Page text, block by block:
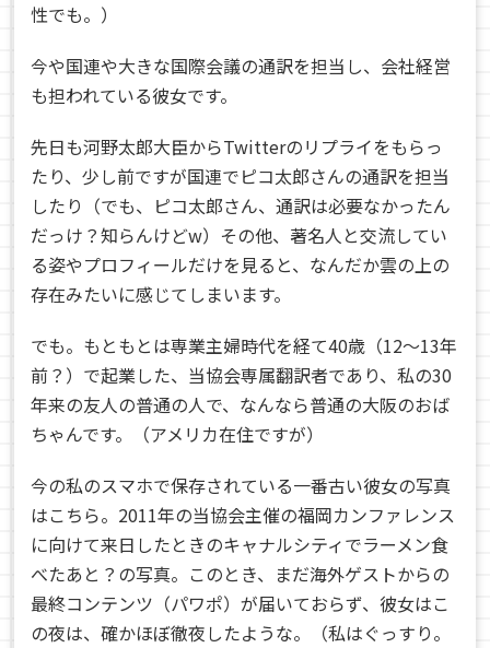
性でも。）
今や国連や大きな国際会議の通訳を担当し、会社経営
も担われている彼女です。
先日も河野太郎大臣からTwitterのリプライをもらっ
たり、少し前ですが国連でピコ太郎さんの通訳を担当
したり（でも、ピコ太郎さん、通訳は必要なかったん
だっけ？知らんけどw）その他、著名人と交流してい
る姿やプロフィールだけを見ると、なんだか雲の上の
存在みたいに感じてしまいます。
でも。もともとは専業主婦時代を経て40歳（12〜13年
前？）で起業した、当協会専属翻訳者であり、私の30
年来の友人の普通の人で、なんなら普通の大阪のおば
ちゃんです。（アメリカ在住ですが）
今の私のスマホで保存されている一番古い彼女の写真
はこちら。2011年の当協会主催の福岡カンファレンス
に向けて来日したときのキャナルシティでラーメン食
べたあと？の写真。このとき、まだ海外ゲストからの
最終コンテンツ（パワポ）が届いておらず、彼女はこ
の夜は、確かほぼ徹夜したような。（私はぐっすり。